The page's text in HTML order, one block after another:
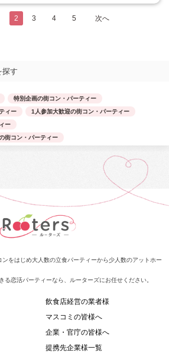
2 3 4 5 次へ
探す
特別企画の街コン・パーティー
ィー
1人参加大歓迎の街コン・パーティー
ー
街コン・パーティー
をはじめ大人数の立食パーティーから少人数のアットホー
る恋活パーティーなら、ルーターズにお任せください。
飲食店経営の業者様
マスコミの皆様へ
企業・官庁の皆様へ
提携先企業様一覧